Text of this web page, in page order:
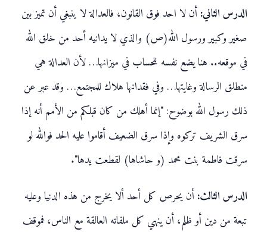
الدرس الثاني:أن لا احد فوق القانون، فالعدالة لا ينبغي أن تميز بين
صغير وكبير ورسول الله(ص) والذي لا يدانيه أحد من خلق الله
في موقعه.. هنا يضع نفسه للحساب في ميزانها… لأن العدالة هي
منطلق الرسالة وغايتها… وفي فقدانها هلاك للمجتمع… وقد عبر عن
ذلك رسول الله بوضوح: "إنما أهلك من كان قبلكم من الأمم أنه إذا
سرق الشريف تركوه وإذا سرق الضعيف أقاموا عليه الحد فوالله لو
سرقت فاطمة بنت محمد (و حاشاها) لقطعت يدها".
الدرس الثالث:أن يحرص كل أحد ألا يخرج من هذه الدنيا وعليه
تبعة من دين أو ظلم، أن ينهي كل ملفاته العالقة مع الناس، فموقف